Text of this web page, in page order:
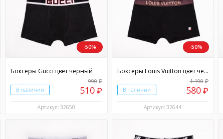
-50%
Боксеры Gucci цвет черный
В наличии
990₽
510₽
Артикул: 32650
-50%
Боксеры Louis Vuitton цвет черный
В наличии
1 190₽
580₽
Артикул: 32644